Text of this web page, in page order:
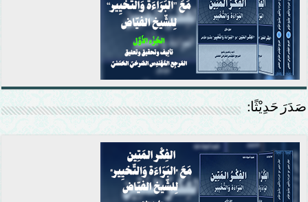
صَدَرَ حَدِيْثًا: